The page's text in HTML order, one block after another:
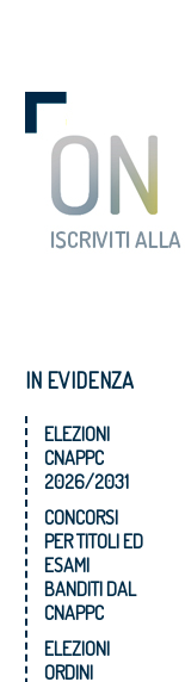
IN EVIDENZA
ELEZIONI
CNAPPC
2026/2031
CONCORSI
PER TITOLI ED
ESAMI
BANDITI DAL
CNAPPC
ELEZIONI
ORDINI